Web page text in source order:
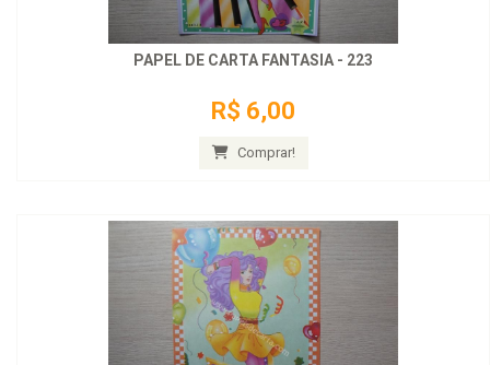
PAPEL DE CARTA FANTASIA - 223
R$ 6,00
Comprar!